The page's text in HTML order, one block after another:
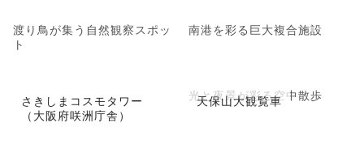
渡り鳥が集う自然観察スポッ
ト
南港を彩る巨大複合施設
さきしまコスモタワー
（大阪府咲洲庁舎）
天保山大観覧車
光と夜景が彩る空中散歩